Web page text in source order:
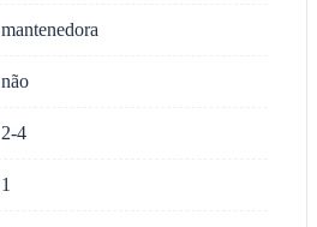
mantenedora
não
2-4
1